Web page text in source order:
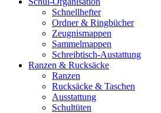
Schnellhefter
Ordner & Ringbücher
Zeugnismappen
Sammelmappen
Schreibtisch-Austattung
Ranzen & Rucksäcke
Ranzen
Rucksäcke & Taschen
Ausstattung
Schultüten